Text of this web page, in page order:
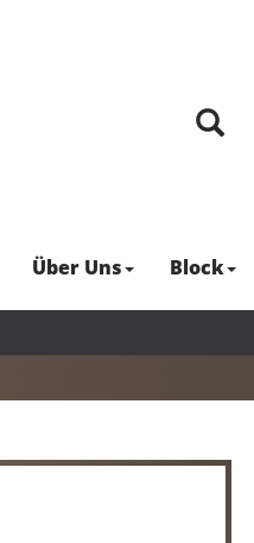
Über Uns Block